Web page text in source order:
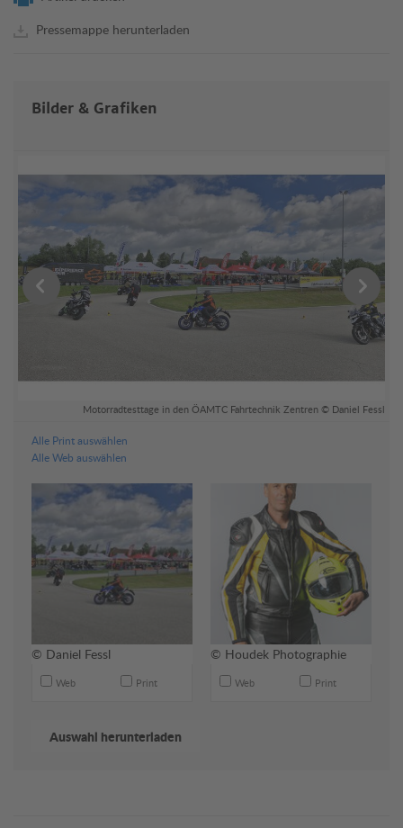
Pressemappe herunterladen
Bilder & Grafiken
Motorradtesttage in den ÖAMTC Fahrtechnik Zentren © Daniel Fessl
Alle Print auswählen
Alle Web auswählen
© Daniel Fessl
Web Print
© Houdek Photographie
Web Print